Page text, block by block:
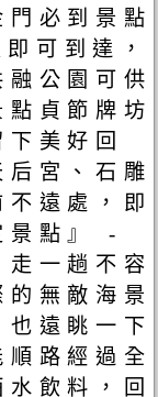
必到景點
可到達，
公園可供
貞節牌坊
美好回
宮、石雕
遠處，即
景點』 -
一趟不容
無敵海景
遠眺一下
路經過全
飲料，回